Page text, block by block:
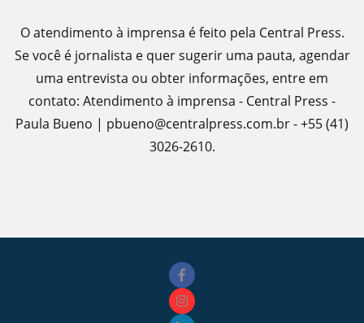
O atendimento à imprensa é feito pela Central Press.
Se você é jornalista e quer sugerir uma pauta, agendar
uma entrevista ou obter informações, entre em
contato: Atendimento à imprensa - Central Press -
Paula Bueno | pbueno@centralpress.com.br - +55 (41)
3026-2610.